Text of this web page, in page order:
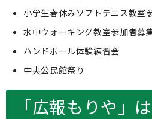
小学生春休みソフトテニス教室
水中ウォーキング教室参加者募
ハンドボール体験練習会
中央公民館祭り
「広報もりや」